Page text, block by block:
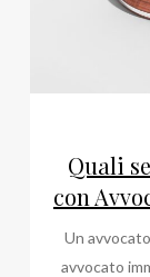
Quali
con
Un
avvocato